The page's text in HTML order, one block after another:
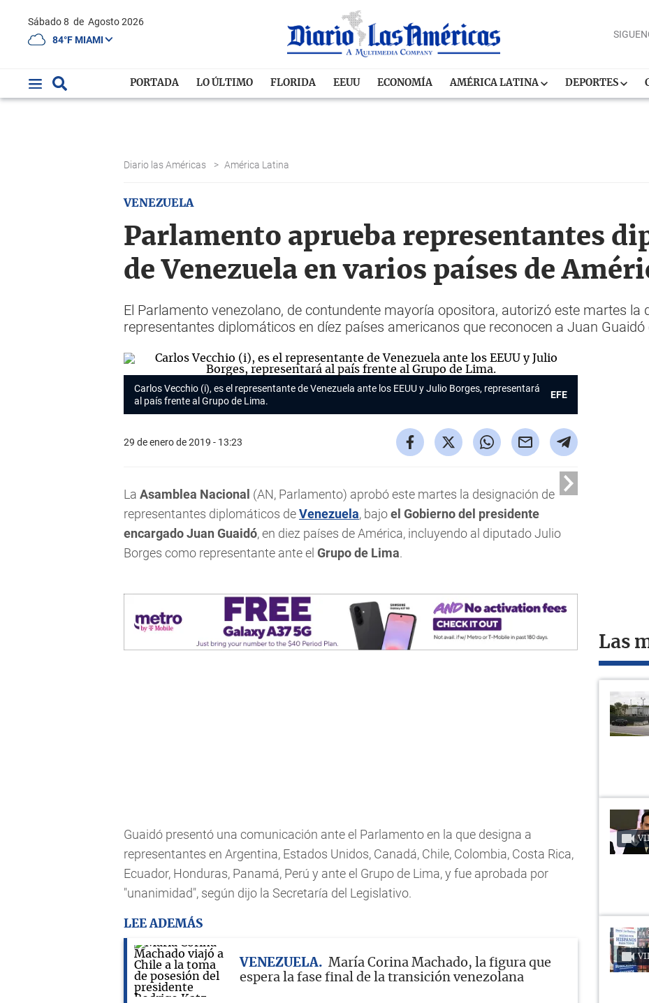
Sábado 8 de Agosto 2026
84°F MIAMI
PORTADA LO ÚLTIMO FLORIDA EEUU ECONOMÍA AMÉRICA LATINA DEPORTES
Diario las Américas > América Latina
VENEZUELA
Parlamento aprueba representantes
de Venezuela en varios países de
El Parlamento venezolano, de contundente mayoría opositora, autorizó este martes la
representantes diplomáticos en díez países americanos que reconocen a Juan
Carlos Vecchio (i), es el representante de Venezuela ante los EEUU y Julio Borges, representará
al país frente al Grupo de Lima.
EFE
29 de enero de 2019 - 13:23
La Asamblea Nacional (AN, Parlamento) aprobó este martes la designación de
representantes diplomáticos deVenezuela, bajoel Gobierno del presidente
encargado Juan Guaidó, en diez países de América, incluyendo al diputado Julio
Borges como representante ante el Grupo de Lima.
Guaidó presentó una comunicación ante el Parlamento en la que designa a
representantes en Argentina, Estados Unidos, Canadá, Chile, Colombia, Costa Rica,
Ecuador, Honduras, Panamá, Perú y ante el Grupo de Lima, y fue aprobada por
"unanimidad", según dijo la Secretaría del Legislativo.
LEE ADEMÁS
VENEZUELA
María Corina Machado, la figura que
espera la fase final de la transición venezolana
Las